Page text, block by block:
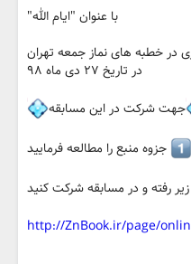
با عنوان "ایام الله"
در خطبه های نماز جمعه تهران
در تاریخ ۲۷ دی ماه ۹۸
جهت شرکت در این مسابقه
⁩ جزوه منبع را مطالعه فرمایید
رفته و در مسابقه شرکت کنید
http://ZnBook.ir/page/